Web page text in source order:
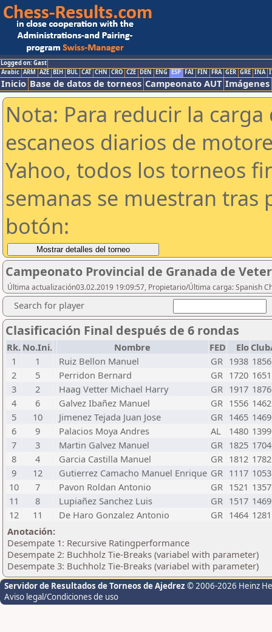
Logged on: Gast
Arabic ARM AZE BIH BUL CAT CHN CRO CZE DEN ENG ESP FAI FIN FRA GER GRE INA
Inicio Base de datos de torneos Campeonato AUT Imágenes
Nota: Para reducir la
escaneos diarios de
Yahoo, todos los torneos
semanas se muestran tras
botón:
Campeonato Provincial de Granada de
Última actualización03.02.2019 19:09:57, Propietario/Última carga: Spanish
Search for player
Clasificación Final después de 6 rondas
Rk. No.Ini. Nombre FED Elo
1
1 Ruiz Bellon Manuel GR 1938 1856
2
5 Perridon Bernard GR 1720 1651
3
2 Haag Vetter Michael Harry GR 1917 1876
4
6 Galvez Ibañez Manuel GR 1556 1462
5
10 Jimenez Tejada Juan Jose GR 1465 1469
6
9 Palacios Moya Andres AL 1480 1399
7
3 Martin Galvez Manuel GR 1825 1704
8
4 Garcia Castilla Manuel GR 1812 1782
9
12 Gutierrez Camacho Manuel Enrique GR 1117 1053
10
7 Pavon Roldan Antonio GR 1521 1357
11
8 Lupiañez Sanchez Luis GR 1517 1469
12
11 De Haro Gonzalez Antonio GR 1464 1281
Anotación:
Desempate 1: Recursive Ratingperformance
Desempate 2: Buchholz Tie-Breaks (variabel with parameter)
Desempate 3: Buchholz Tie-Breaks (variabel with parameter)
Servidor de Resultados de Torneos de Ajedrez © 2006-2026 Heinz
Aviso legal/Condiciones de uso